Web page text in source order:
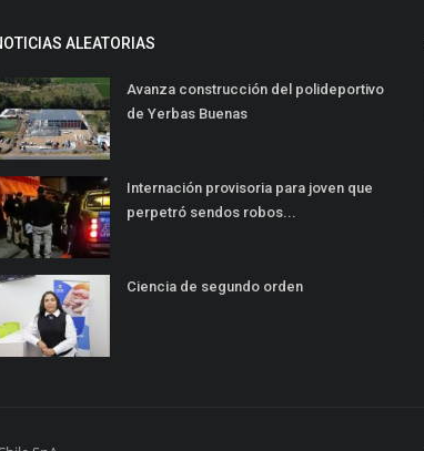
ALEATORIAS
Avanza construcción del polideportivo
de Yerbas Buenas
Internación provisoria para joven que
perpetró sendos robos...
Ciencia de segundo orden